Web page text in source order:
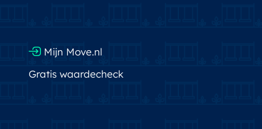
Mijn Move.nl
Gratis waardecheck